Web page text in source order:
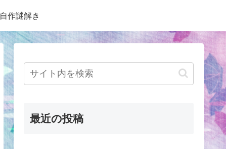
自作謎解き
最近の投稿